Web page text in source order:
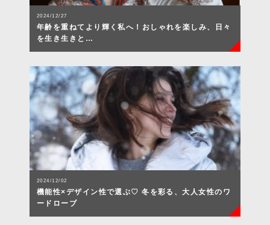
2024/12/27
年齢を重ねてより輝く私へ！おしゃれを楽しみ、日々
を生き生きと…
2024/12/02
機能性×デザイン性で選ぶ♡ 冬を彩る、大人女性のワ
ードローブ